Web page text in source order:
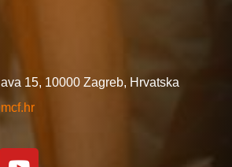
15, 10000 Zagreb, Hrvatska